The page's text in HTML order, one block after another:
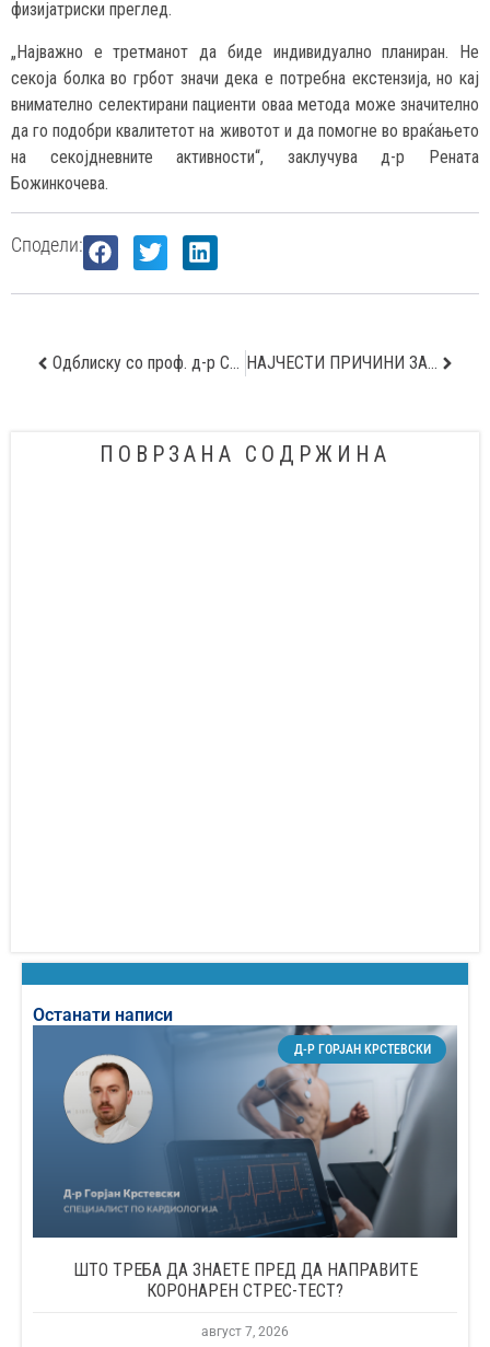
физијатриски преглед.
„Најважно е третманот да биде индивидуално планиран. Не
секоја болка во грбот значи дека е потребна екстензија, но кај
внимателно селектирани пациенти оваа метода може значително
да го подобри квалитетот на животот и да помогне во враќањето
на секојдневните активности“, заклучува д-р Рената
Божинкочева.
Сподели:
Одблиску со проф. д-р Сотир Ставридис, уролог НАЈЧЕСТИ ПРИЧИНИ ЗА ПОСЕТА НА УРГЕНТЕН ЦЕНТАР ВО ЛЕТНИОТ ПЕРИОД
ПОВРЗАНА СОДРЖИНА
Останати написи
Д-Р ГОРЈАН КРСТЕВСКИ
ШТО ТРЕБА ДА ЗНАЕТЕ ПРЕД ДА НАПРАВИТЕ
КОРОНАРЕН СТРЕС-ТЕСТ?
август 7, 2026